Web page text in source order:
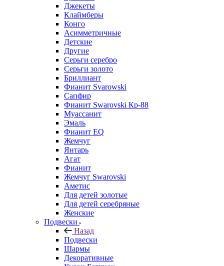
Джекеты
Клаймберы
Конго
Асимметричные
Детские
Другие
Серьги серебро
Серьги золото
Бриллиант
Фианит Svarowski
Сапфир
Фианит Swarovski Кр-88
Муассанит
Эмаль
Фианит EQ
Жемчуг
Янтарь
Агат
Фианит
Жемчуг Swarovski
Аметис
Для детей золотые
Для детей серебряные
Женские
Подвески
Назад
Подвески
Шармы
Декоративные